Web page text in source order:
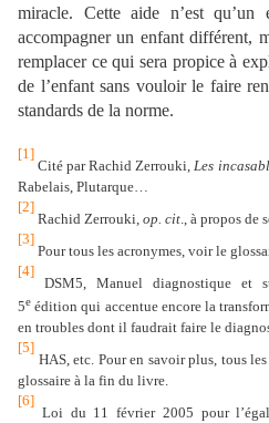
miracle. Cette aide n’est qu’un
accompagner un enfant différent,
remplacer ce qui sera propice à
de l’enfant sans vouloir le faire
standards de la norme.
[1]
Cité par Rachid Zerrouki,Les
Rabelais, Plutarque…
[2]
Rachid Zerrouki, op. cit ., à propos de
[3]
Pour tous les acronymes, voir le
[4]
DSM5, Manuel diagnostique et
5e édition qui accentue encore la
en troubles dont il faudrait faire le
[5]
HAS, etc. Pour en savoir plus, tous
glossaire à la fin du livre.
[6]
Loi du 11 février 2005 pour